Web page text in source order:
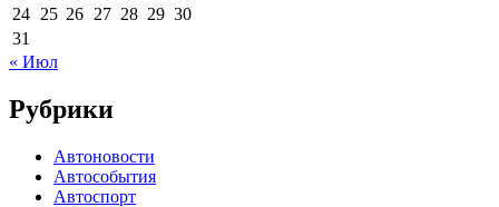
24 25 26 27 28 29 30
31
« Июл
Рубрики
Автоновости
Автособытия
Автоспорт